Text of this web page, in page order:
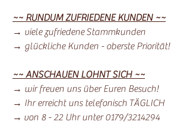
~~ RUNDUM ZUFRIEDENE KUNDEN ~~
→ viele zufriedene Stammkunden
→ glückliche Kunden - oberste Priorität!
~~ ANSCHAUEN LOHNT SICH ~~
→ wir freuen uns über Euren Besuch!
→ Ihr erreicht uns telefonisch TÄGLICH
→ von 8 - 22 Uhr unter 0179/3214294